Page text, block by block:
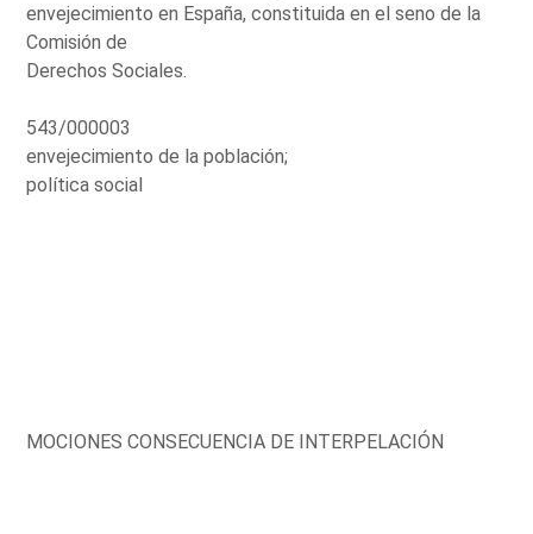
envejecimiento en España, constituida en el seno de la
Comisión de
Derechos Sociales.
543/000003
envejecimiento de la población;
política social
MOCIONES CONSECUENCIA DE INTERPELACIÓN